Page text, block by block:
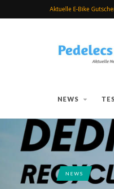
Aktuelle E-Bike
NEWS
NEWS